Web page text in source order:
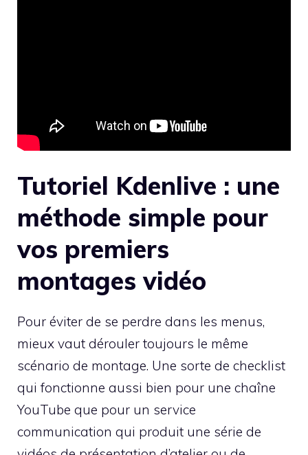
Tutoriel Kdenlive : une
méthode simple pour
vos premiers
montages vidéo
Pour éviter de se perdre dans les menus,
mieux vaut dérouler toujours le même
scénario de montage. Une sorte de checklist
qui fonctionne aussi bien pour une chaîne
YouTube que pour un service
communication qui produit une série de